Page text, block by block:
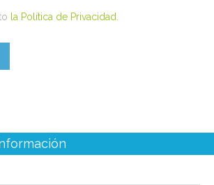
la Política de Privacidad